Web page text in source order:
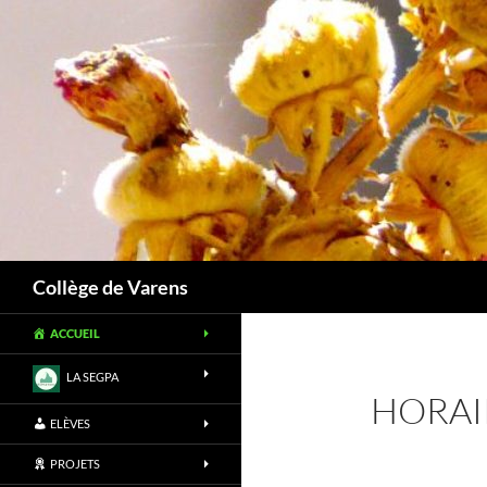
contenu
Collège de Varens
ACCUEIL
LA SEGPA
ELÈVES
PROJETS